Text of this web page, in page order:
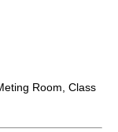
Room, Class